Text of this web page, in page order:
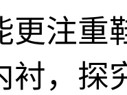
更注重
衬，探